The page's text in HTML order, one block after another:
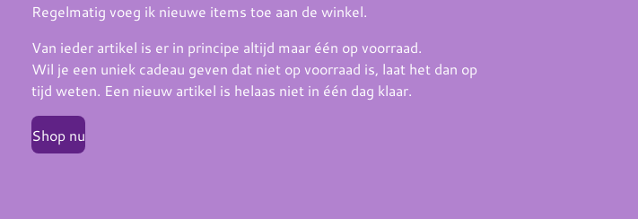
Regelmatig voeg ik nieuwe items toe aan de winkel.
Van ieder artikel is er in principe altijd maar één op voorraad.
Wil je een uniek cadeau geven dat niet op voorraad is, laat het dan op
tijd weten. Een nieuw artikel is helaas niet in één dag klaar.
Shop nu